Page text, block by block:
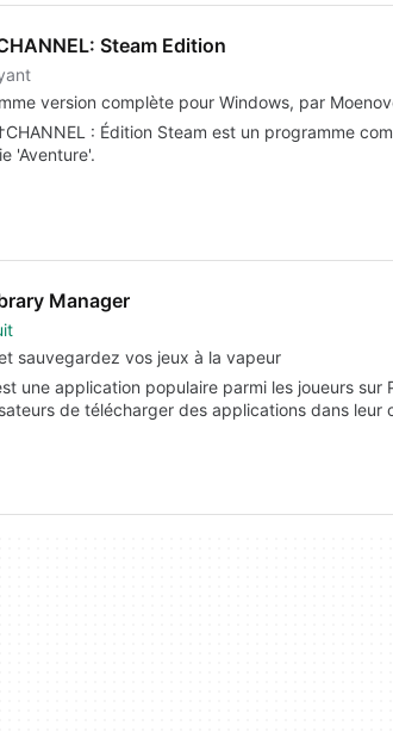
Steam Edition
version complète pour Windows, par
: Édition Steam est un programme
'Aventure'.
Manager
sauvegardez vos jeux à la vapeur
une application populaire parmi les joueurs
de télécharger des applications dans leur